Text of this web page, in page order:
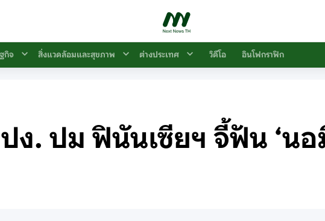
กิจ สิ่งแวดล้อมและสุขภาพ ต่างประเทศ วิดีโอ อินโฟกราฟิก
. ปม ฟินันเซียฯ จี้ฟัน ‘นอมิ